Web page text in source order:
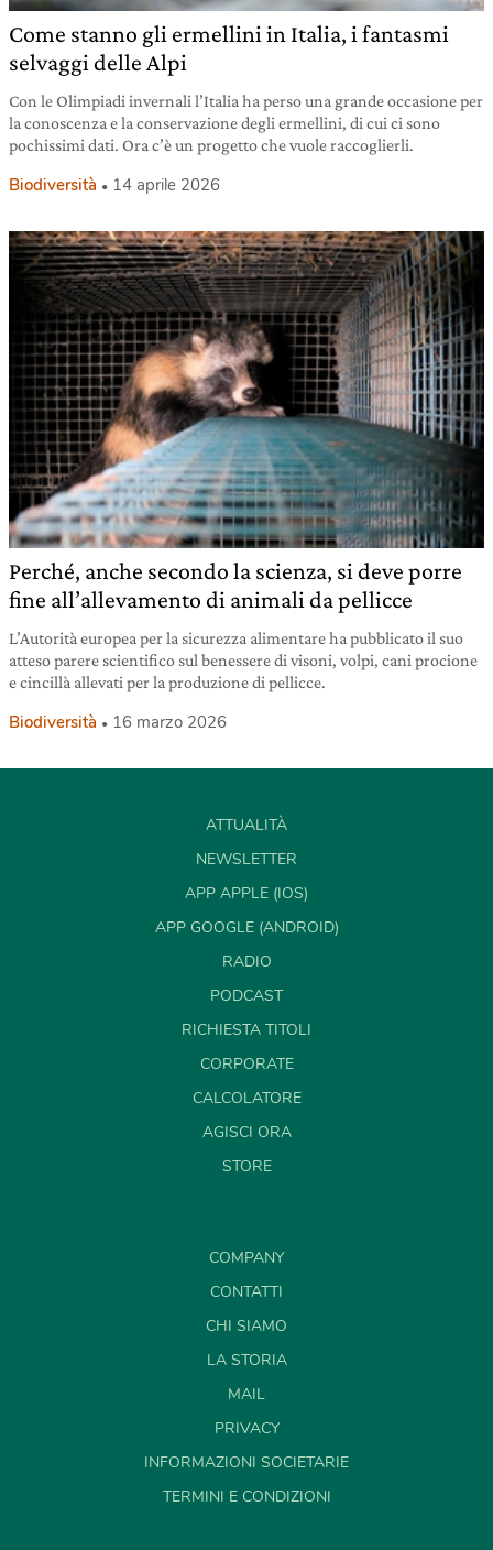
Come stanno gli ermellini in Italia, i fantasmi
selvaggi delle Alpi
Con le Olimpiadi invernali l’Italia ha perso una grande occasione per
la conoscenza e la conservazione degli ermellini, di cui ci sono
pochissimi dati. Ora c’è un progetto che vuole raccoglierli.
Biodiversità 14 aprile 2026
Perché, anche secondo la scienza, si deve porre
fine all’allevamento di animali da pellicce
L’Autorità europea per la sicurezza alimentare ha pubblicato il suo
atteso parere scientifico sul benessere di visoni, volpi, cani procione
e cincillà allevati per la produzione di pellicce.
Biodiversità 16 marzo 2026
ATTUALITÀ
NEWSLETTER
APP APPLE (IOS)
APP GOOGLE (ANDROID)
RADIO
PODCAST
RICHIESTA TITOLI
CORPORATE
CALCOLATORE
AGISCI ORA
STORE
COMPANY
CONTATTI
CHI SIAMO
LA STORIA
MAIL
PRIVACY
INFORMAZIONI SOCIETARIE
TERMINI E CONDIZIONI